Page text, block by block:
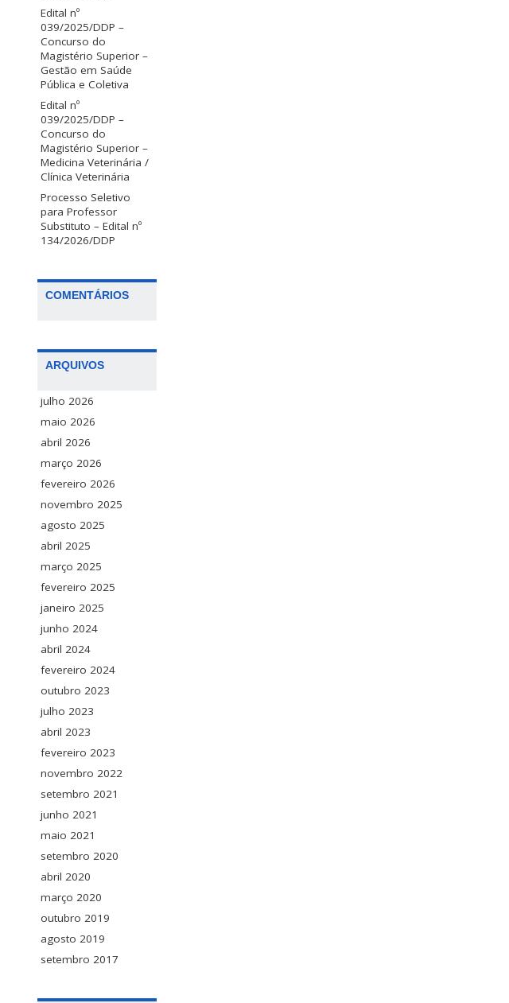
Edital nº
039/2025/DDP –
Concurso do
Magistério Superior –
Gestão em Saúde
Pública e Coletiva
Edital nº
039/2025/DDP –
Concurso do
Magistério Superior –
Medicina Veterinária /
Clínica Veterinária
Processo Seletivo
para Professor
Substituto – Edital nº
134/2026/DDP
COMENTÁRIOS
ARQUIVOS
julho 2026
maio 2026
abril 2026
março 2026
fevereiro 2026
novembro 2025
agosto 2025
abril 2025
março 2025
fevereiro 2025
janeiro 2025
junho 2024
abril 2024
fevereiro 2024
outubro 2023
julho 2023
abril 2023
fevereiro 2023
novembro 2022
setembro 2021
junho 2021
maio 2021
setembro 2020
abril 2020
março 2020
outubro 2019
agosto 2019
setembro 2017